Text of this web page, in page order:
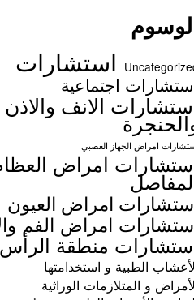
استشارات
اجتماعية
الانف والاذن
امراض الجهاز العصبي
امراض
امراض العيون
امراض الفم
منطقة الرأس
الطبية و استخدامتها
و المتلازمات الوراثية